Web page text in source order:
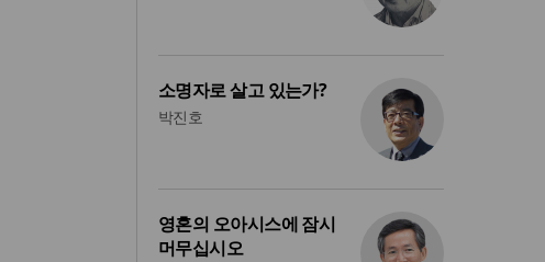
소명자로 살고 있는가?
박진호
영혼의 오아시스에 잠시
머무십시오